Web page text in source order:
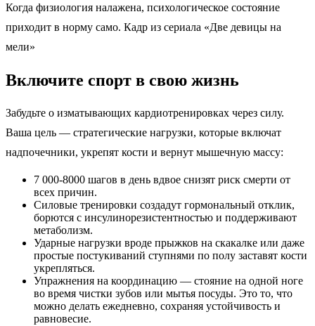
Когда физиология налажена, психологическое состояние
приходит в норму само. Кадр из сериала «Две девицы на
мели»
Включите спорт в свою жизнь
Забудьте о изматывающих кардиотренировках через силу.
Ваша цель — стратегические нагрузки, которые включат
надпочечники, укрепят кости и вернут мышечную массу:
7 000-8000 шагов в день вдвое снизят риск смерти от
всех причин.
Силовые тренировки создадут гормональный отклик,
борются с инсулинорезистентностью и поддерживают
метаболизм.
Ударные нагрузки вроде прыжков на скакалке или даже
простые постукиваний ступнями по полу заставят кости
укрепляться.
Упражнения на координацию — стояние на одной ноге
во время чистки зубов или мытья посуды. Это то, что
можно делать ежедневно, сохраняя устойчивость и
равновесие.